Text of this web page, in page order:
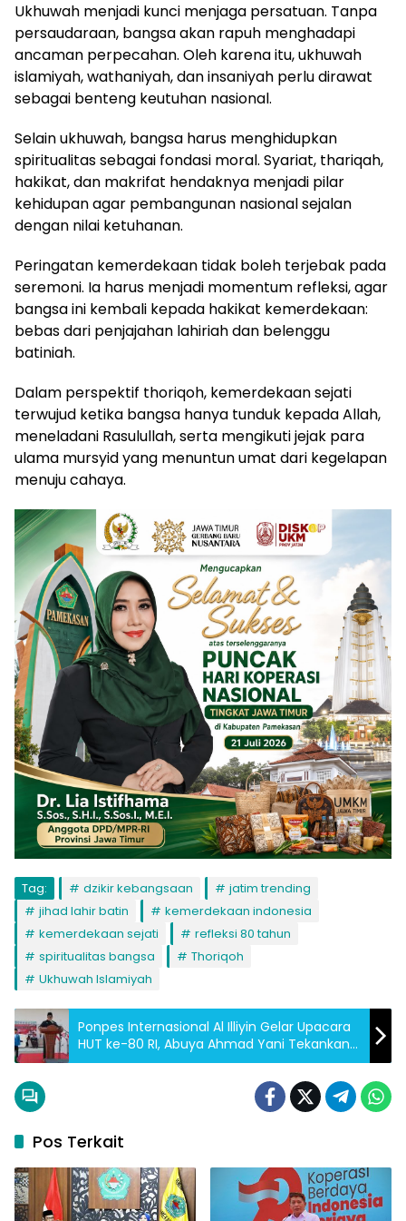
Ukhuwah menjadi kunci menjaga persatuan. Tanpa
persaudaraan, bangsa akan rapuh menghadapi
ancaman perpecahan. Oleh karena itu, ukhuwah
islamiyah, wathaniyah, dan insaniyah perlu dirawat
sebagai benteng keutuhan nasional.
Selain ukhuwah, bangsa harus menghidupkan
spiritualitas sebagai fondasi moral. Syariat, thariqah,
hakikat, dan makrifat hendaknya menjadi pilar
kehidupan agar pembangunan nasional sejalan
dengan nilai ketuhanan.
Peringatan kemerdekaan tidak boleh terjebak pada
seremoni. Ia harus menjadi momentum refleksi, agar
bangsa ini kembali kepada hakikat kemerdekaan:
bebas dari penjajahan lahiriah dan belenggu
batiniah.
Dalam perspektif thoriqoh, kemerdekaan sejati
terwujud ketika bangsa hanya tunduk kepada Allah,
meneladani Rasulullah, serta mengikuti jejak para
ulama mursyid yang menuntun umat dari kegelapan
menuju cahaya.
Tag: dzikir kebangsaan
jatim trending
jihad lahir batin
kemerdekaan indonesia
kemerdekaan sejati
refleksi 80 tahun
spiritualitas bangsa
Thoriqoh
Ukhuwah Islamiyah
Ponpes Internasional Al Illiyin Gelar Upacara
HUT ke-80 RI, Abuya Ahmad Yani Tekankan
Arti Perjuangan Kemerdekaan
Pos Terkait